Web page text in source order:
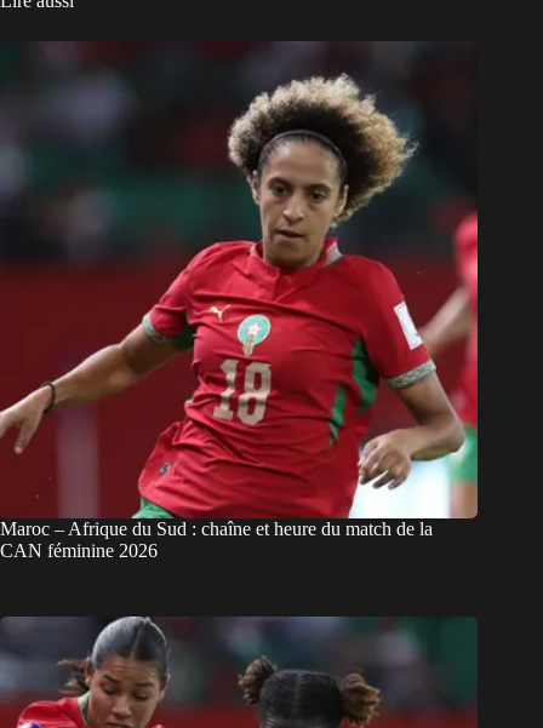
Maroc – Afrique du Sud : chaîne et heure du match de la
CAN féminine 2026